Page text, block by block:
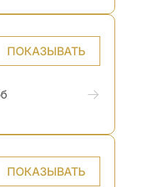
ПОКАЗЫВАТЬ
ПОКАЗЫВАТЬ